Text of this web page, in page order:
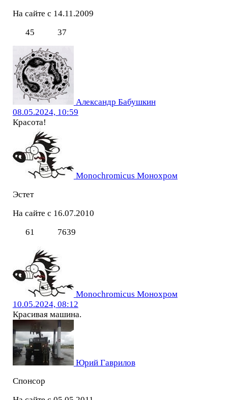
На сайте с 14.11.2009
45
37
Александр Бабушкин
08.05.2024, 10:59
Красота!
Monochromicus Монохром
Эстет
На сайте с 16.07.2010
61
7639
Monochromicus Монохром
10.05.2024, 08:12
Красивая машина.
Юрий Гаврилов
Спонсор